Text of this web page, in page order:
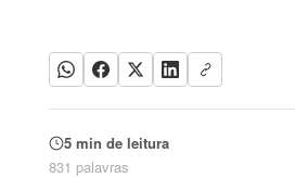
5 min de leitura
831 palavras